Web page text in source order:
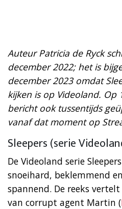
Auteur Patricia de Ryck
december 2022; het is
december 2023 omdat
kijken is op Videoland. Op
bericht ook tussentijds
vanaf dat moment op
Sleepers (serie
De Videoland serie
snoeihard, beklemmend
spannend. De reeks
van corrupt agent Martin (